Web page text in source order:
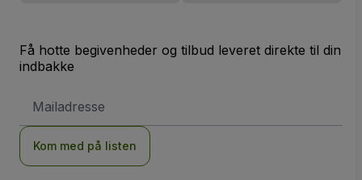
Få hotte begivenheder og tilbud leveret direkte til din
indbakke
adresse
Kom med på listen